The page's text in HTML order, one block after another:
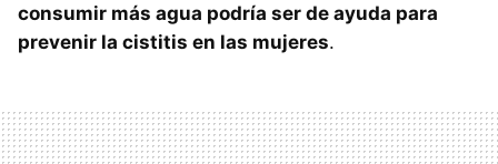
consumir más agua podría ser de ayuda para
prevenir la cistitis en las mujeres.